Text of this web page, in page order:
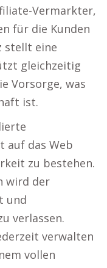
Vermarkter,
für die Kunden
stellt eine
gleichzeitig
Vorsorge, was
ist.
auf das Web
zu bestehen.
wird der
und
verlassen.
verwalten
vollen